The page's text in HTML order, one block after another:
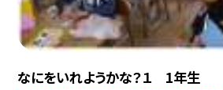
なにをいれようかな？１ 1年生